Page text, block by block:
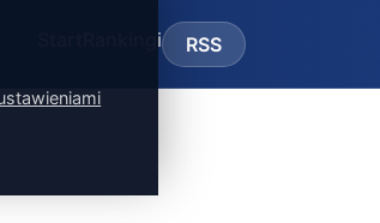
Rankingi RSS